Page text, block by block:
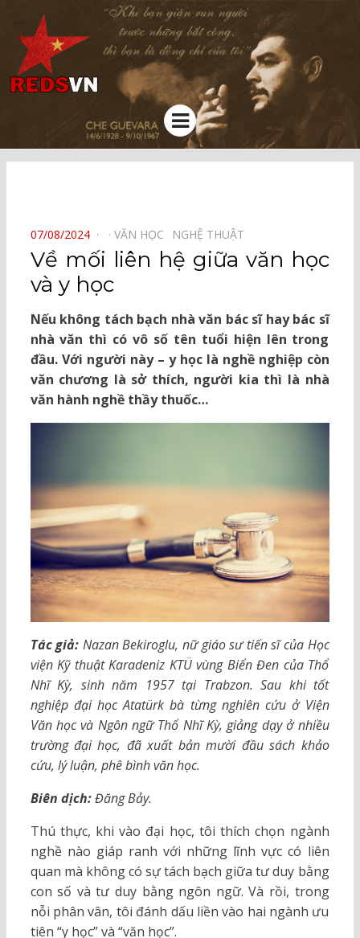
Kênh chia sẻ tri thức cộng đồng
Menu
POSTED
ON
07/08/2024 VĂN HỌC⠀ NGHỆ THUẬT⠀
Về mối liên hệ giữa văn học
và y học
Nếu không tách bạch nhà văn bác sĩ hay bác sĩ
nhà văn thì có vô số tên tuổi hiện lên trong
đầu. Với người này – y học là nghề nghiệp còn
văn chương là sở thích, người kia thì là nhà
văn hành nghề thầy thuốc…
Tác giả: Nazan Bekiroglu, nữ giáo sư tiến sĩ của Học
viện Kỹ thuật Karadeniz KTÜ vùng Biển Đen của Thổ
Nhĩ Kỳ, sinh năm 1957 tại Trabzon. Sau khi tốt
nghiệp đại học Atatürk bà từng nghiên cứu ở Viện
Văn học và Ngôn ngữ Thổ Nhĩ Kỳ, giảng dạy ở nhiều
trường đại học, đã xuất bản mười đầu sách khảo
cứu, lý luận, phê bình văn học.
Biên dịch:Đăng Bảy.
Thú thực, khi vào đại học, tôi thích chọn ngành
nghề nào giáp ranh với những lĩnh vực có liên
quan mà không có sự tách bạch giữa tư duy bằng
con số và tư duy bằng ngôn ngữ. Và rồi, trong
nỗi phân vân, tôi đánh dấu liền vào hai ngành ưu
tiên “y học” và “văn học”.